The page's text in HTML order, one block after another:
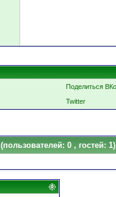
Поделиться
Twitter
(пользователей: 0 , гостей: 1)